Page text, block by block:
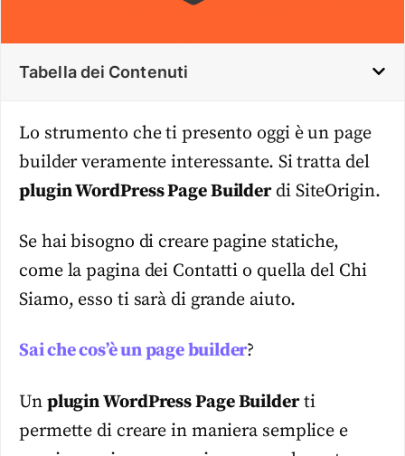
Tabella dei Contenuti
Lo strumento che ti presento oggi è un page
builder veramente interessante. Si tratta del
plugin WordPress Page Builderdi SiteOrigin.
Se hai bisogno di creare pagine statiche,
come la pagina dei Contatti o quella del Chi
Siamo, esso ti sarà di grande aiuto.
Sai che cos’è un page builder?
Un plugin WordPress Page Builderti
permette di creare in maniera semplice e